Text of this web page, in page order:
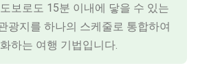
보로도 15분 이내에 닿을 수 있는
광지를 하나의 스케줄로 통합하여
하는 여행 기법입니다.